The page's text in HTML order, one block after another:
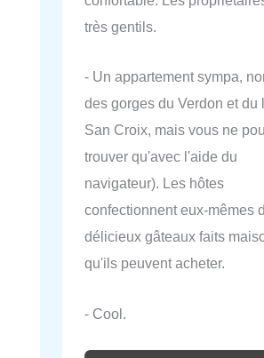
très gentils.
- Un appartement sympa,
des gorges du Verdon et du
San Croix, mais vous ne
trouver qu'avec l'aide du
navigateur). Les hôtes
confectionnent eux-mêmes
délicieux gâteaux faits
qu'ils peuvent acheter.
- Cool.